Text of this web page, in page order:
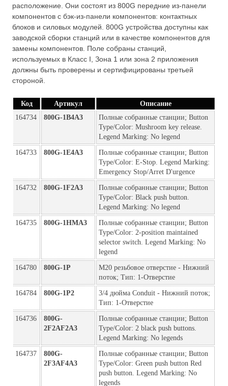
расположение. Они состоят из 800G передние из-панели
компонентов с бэк-из-панели компонентов: контактных
блоков и силовых модулей. 800G устройства доступны как
заводской сборки станций или в качестве компонентов для
замены компонентов. Поле собраны станций,
используемых в Класс I, Зона 1 или зона 2 приложения
должны быть проверены и сертифицированы третьей
стороной.
Код Артикул
Описание
164734
800G-1B4A3
Полные собранные станции; Button
Type/Color: Mushroom key release.
Legend Marking: No legend
164733 800G-1E4A3
Полные собранные станции; Button
Type/Color: E-Stop. Legend Marking:
Emergency Stop/Arret D'urgence
164732 800G-1F2A3
Полные собранные станции; Button
Type/Color: Black push button.
Legend Marking: No legend
164735 800G-1HMA3
Полные собранные станции; Button
Type/Color: 2-position maintained
selector switch. Legend Marking: No
legend
164780 800G-1P
M20 резьбовое отверстие - Нижний
поток; Тип: 1-Отверстие
164784 800G-1P2
3/4 дюйма Conduit - Нижний поток;
Тип: 1-Отверстие
164736
800G-
2F2AF2A3
Полные собранные станции; Button
Type/Color: 2 black push buttons.
Legend Marking: No legends
164737
800G-
2F3AF4A3
Полные собранные станции; Button
Type/Color: Green push button Red
push button. Legend Marking: No
legends